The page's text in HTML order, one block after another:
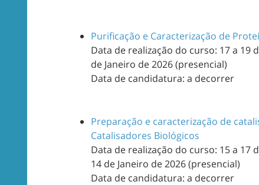
Purificação e Caracterização de
Data de realização do curso: 17 a 19
de Janeiro de 2026 (presencial)
Data de candidatura: a decorrer
Preparação e caracterização de
Catalisadores Biológicos
Data de realização do curso: 15 a 17
14 de Janeiro de 2026 (presencial)
Data de candidatura: a decorrer